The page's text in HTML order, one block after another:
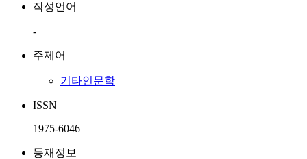
작성언어
-
주제어
기타인문학
ISSN
1975-6046
등재정보